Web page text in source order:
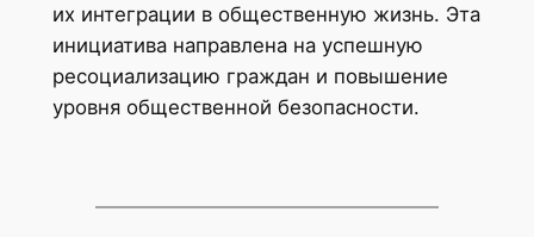
их интеграции в общественную жизнь. Эта
инициатива направлена на успешную
ресоциализацию граждан и повышение
уровня общественной безопасности.